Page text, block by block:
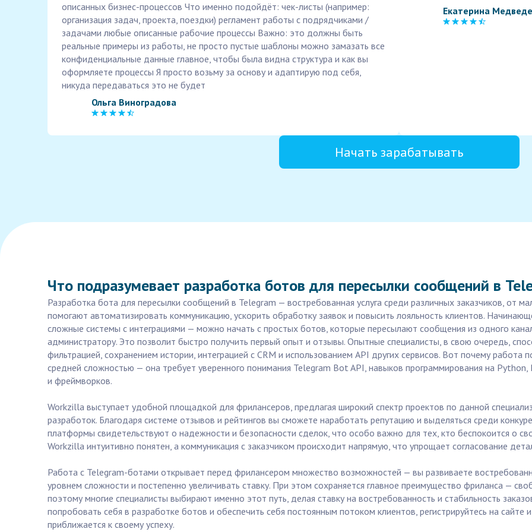
описанных бизнес-процессов Что именно подойдёт: чек-листы (например:
организация задач, проекта, поездки) регламент работы с подрядчиками /
задачами любые описанные рабочие процессы Важно: это должны быть
реальные примеры из работы, не просто пустые шаблоны можно замазать все
конфиденциальные данные главное, чтобы была видна структура и как вы
оформляете процессы Я просто возьму за основу и адаптирую под себя,
никуда передаваться это не будет
Ольга Виноградова
Екатерина
Начать зарабатывать
Что подразумевает разработка ботов для пересылки сообщений в
Разработка бота для пересылки сообщений в Telegram — востребованная услуга среди различных заказчиков, от
помогают автоматизировать коммуникацию, ускорить обработку заявок и повысить лояльность клиентов.
сложные системы с интеграциями — можно начать с простых ботов, которые пересылают сообщения из одного
администратору. Это позволит быстро получить первый опыт и отзывы. Опытные специалисты, в свою очередь,
фильтрацией, сохранением истории, интеграцией с CRM и использованием API других сервисов. Вот почему работа
средней сложностью — она требует уверенного понимания Telegram Bot API, навыков программирования на
и фреймворков.
Workzilla выступает удобной площадкой для фрилансеров, предлагая широкий спектр проектов по данной
разработок. Благодаря системе отзывов и рейтингов вы сможете наработать репутацию и выделяться среди
платформы свидетельствуют о надежности и безопасности сделок, что особо важно для тех, кто беспокоится о
Workzilla интуитивно понятен, а коммуникация с заказчиком происходит напрямую, что упрощает согласование
Работа с Telegram-ботами открывает перед фрилансером множество возможностей — вы развиваете
уровнем сложности и постепенно увеличивать ставку. При этом сохраняется главное преимущество фриланса —
поэтому многие специалисты выбирают именно этот путь, делая ставку на востребованность и стабильность
попробовать себя в разработке ботов и обеспечить себя постоянным потоком клиентов, регистрируйтесь на
приближается к своему успеху.